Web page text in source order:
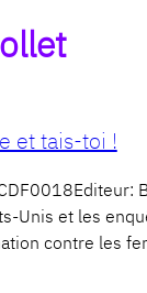
et tais-toi !
Unis et les
contre les